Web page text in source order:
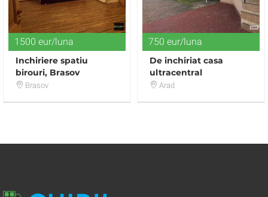
1500 eur/luna
Inchiriere spatiu
birouri, Brasov
Brasov
750 eur/luna
De inchiriat casa
ultracentral
Arad